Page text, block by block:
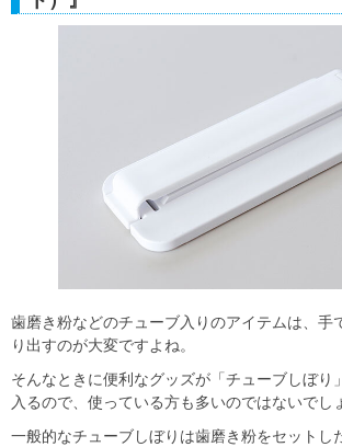
歯磨き粉などのチューブ入りのアイテムは、手
り出すのが大変ですよね。
そんなときに便利なグッズが「チューブしぼり
入るので、使っている方も多いのではないでし
一般的なチューブしぼりは歯磨き粉をセットし